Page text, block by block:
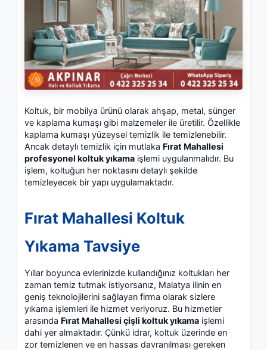
Koltuk, bir mobilya ürünü olarak ahşap, metal, sünger
ve kaplama kumaşı gibi malzemeler ile üretilir. Özellikle
kaplama kumaşı yüzeysel temizlik ile temizlenebilir.
Ancak detaylı temizlik için mutlaka Fırat Mahallesi
profesyonel koltuk yıkama işlemi uygulanmalıdır. Bu
işlem, koltuğun her noktasını detaylı şekilde
temizleyecek bir yapı uygulamaktadır.
Fırat Mahallesi Koltuk
Yıkama Tavsiye
Yıllar boyunca evlerinizde kullandığınız koltukları her
zaman temiz tutmak istiyorsanız, Malatya ilinin en
geniş teknolojilerini sağlayan firma olarak sizlere
yıkama işlemleri ile hizmet veriyoruz. Bu hizmetler
arasında Fırat Mahallesi çişli koltuk yıkama işlemi
dahi yer almaktadır. Çünkü idrar, koltuk üzerinde en
zor temizlenen ve en hassas davranılması gereken